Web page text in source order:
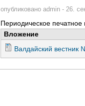
опубликовано admin - 26.
Периодическое
Вложение
Валдайский вестник